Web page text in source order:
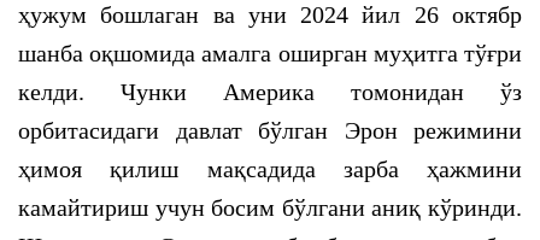
ҳужум бошлаган ва уни 2024 йил 26 октябр
шанба оқшомида амалга оширган муҳитга тўғри
келди. Чунки Америка томонидан ўз
орбитасидаги давлат бўлган Эрон режимини
ҳимоя қилиш мақсадида зарба ҳажмини
камайтириш учун босим бўлгани аниқ кўринди.